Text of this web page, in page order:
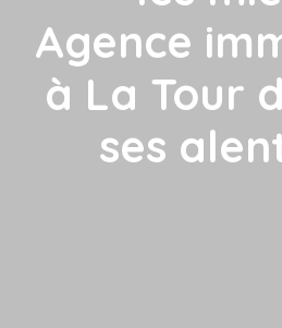
Agence
à La Tour
ses